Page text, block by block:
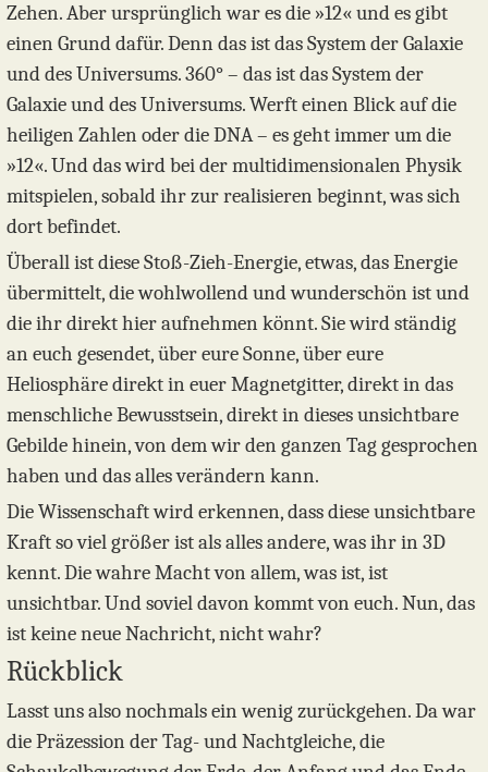
Zehen. Aber ursprünglich war es die »12« und es gibt
einen Grund dafür. Denn das ist das System der Galaxie
und des Universums. 360° – das ist das System der
Galaxie und des Universums. Werft einen Blick auf die
heiligen Zahlen oder die DNA – es geht immer um die
»12«. Und das wird bei der multidimensionalen Physik
mitspielen, sobald ihr zur realisieren beginnt, was sich
dort befindet.
Überall ist diese Stoß-Zieh-Energie, etwas, das Energie
übermittelt, die wohlwollend und wunderschön ist und
die ihr direkt hier aufnehmen könnt. Sie wird ständig
an euch gesendet, über eure Sonne, über eure
Heliosphäre direkt in euer Magnetgitter, direkt in das
menschliche Bewusstsein, direkt in dieses unsichtbare
Gebilde hinein, von dem wir den ganzen Tag gesprochen
haben und das alles verändern kann.
Die Wissenschaft wird erkennen, dass diese unsichtbare
Kraft so viel größer ist als alles andere, was ihr in 3D
kennt. Die wahre Macht von allem, was ist, ist
unsichtbar. Und soviel davon kommt von euch. Nun, das
ist keine neue Nachricht, nicht wahr?
Rückblick
Lasst uns also nochmals ein wenig zurückgehen. Da war
die Präzession der Tag- und Nachtgleiche, die